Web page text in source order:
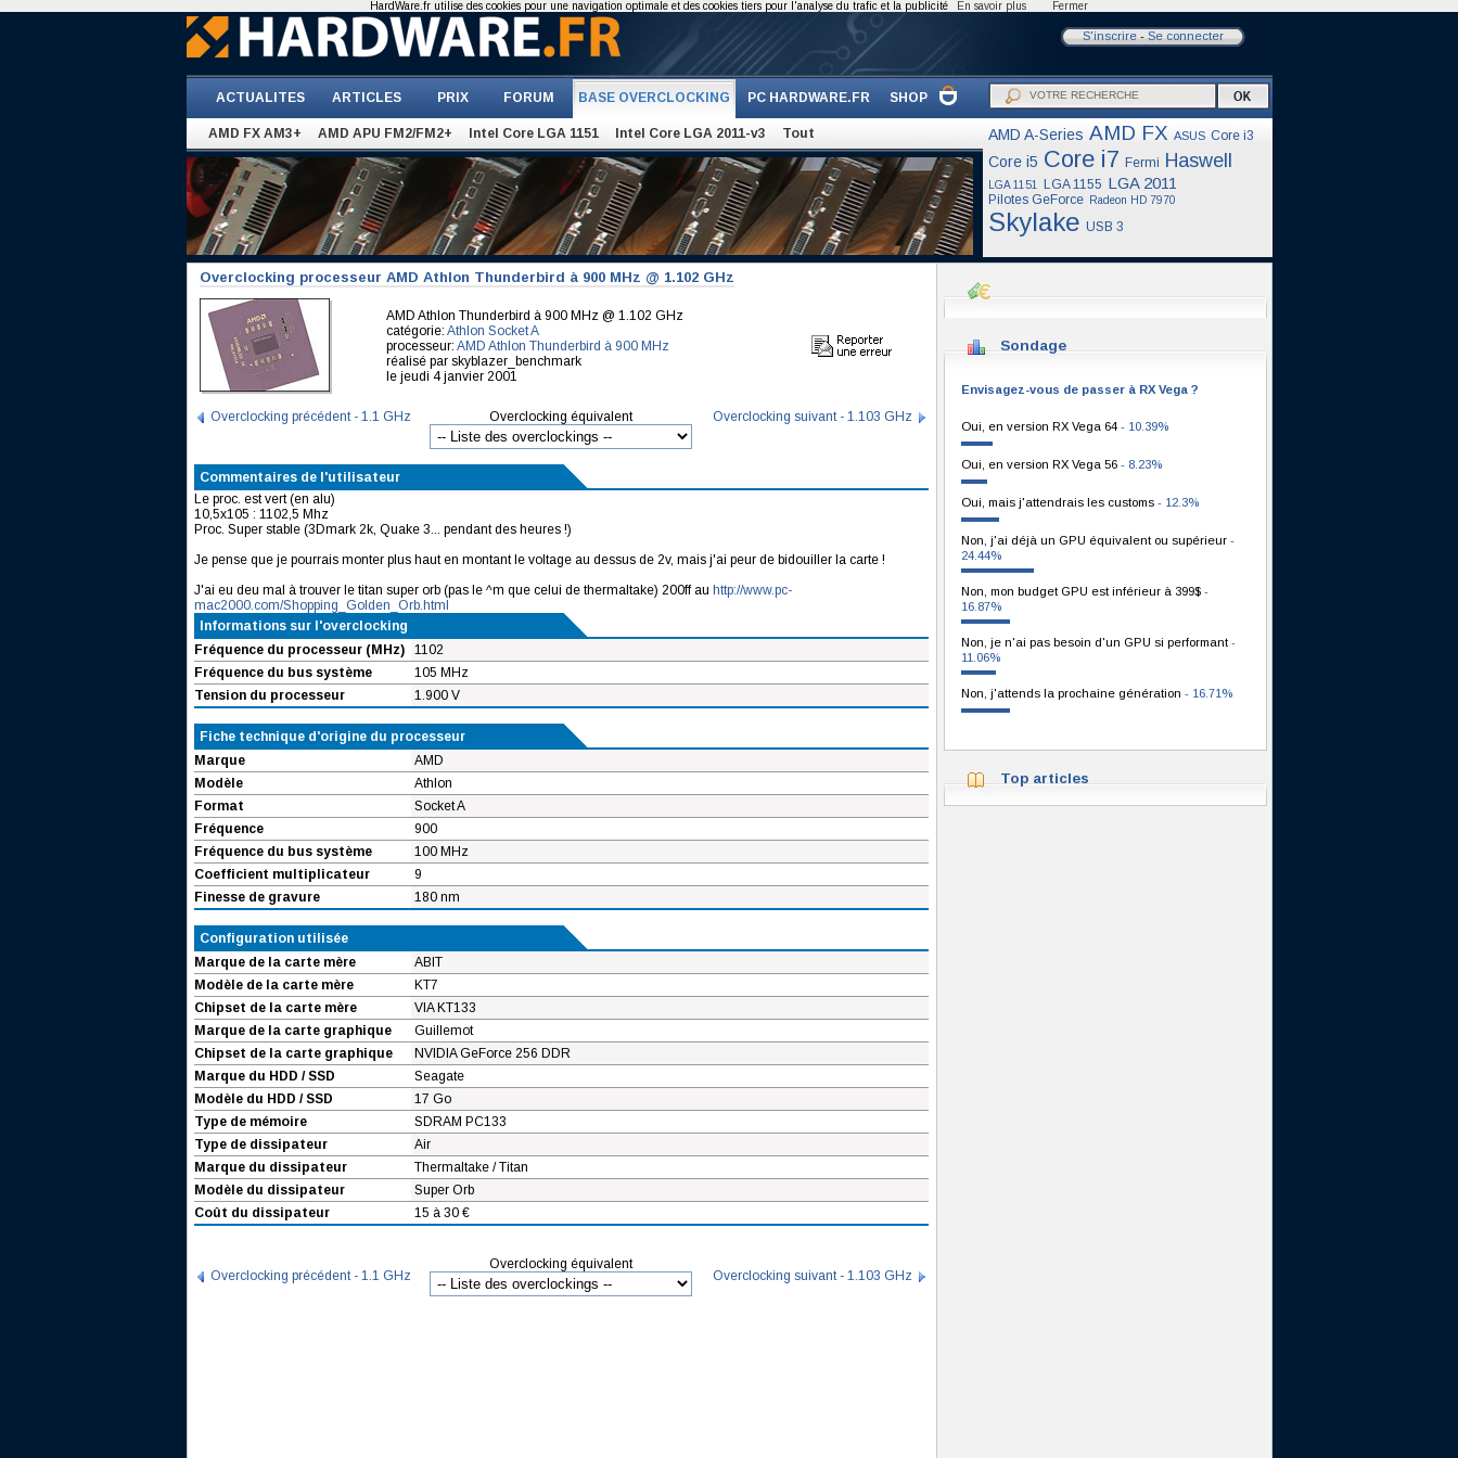
S'inscrire- Se connecter
ACTUALITES ARTICLES PRIX FORUM BASE OVERCLOCKING PC HARDWARE.FR SHOP
AMD FX AM3+ AMD APU FM2/FM2+ Intel Core LGA 1151 Intel Core LGA 2011-v3 Tout AMD A-Series AMD FX ASUS Core i3
Core i5 Core i7 Fermi Haswell
LGA 1151 LGA 1155 LGA 2011
Pilotes GeForce Radeon HD 7970
Skylake USB 3
Overclocking processeur AMD Athlon Thunderbird à 900 MHz @ 1.102 GHz
AMD Athlon Thunderbird à 900 MHz @ 1.102 GHz
catégorie: Athlon Socket A
processeur: AMD Athlon Thunderbird à 900 MHz
réalisé par skyblazer_benchmark
le jeudi 4 janvier 2001
Overclocking précédent - 1.1 GHz Overclocking équivalent Overclocking suivant - 1.103 GHz
Commentaires de l'utilisateur
Le proc. est vert (en alu)
10,5x105 : 1102,5 Mhz
Proc. Super stable (3Dmark 2k, Quake 3... pendant des heures !)
Je pense que je pourrais monter plus haut en montant le voltage au dessus de 2v, mais j'ai peur de bidouiller la carte !
J'ai eu deu mal à trouver le titan super orb (pas le ^m que celui de thermaltake) 200ff au http://www.pc-
mac2000.com/Shopping_Golden_Orb.html
Informations sur l'overclocking
Fréquence du processeur (MHz)
1102
Fréquence du bus système
105 MHz
Tension du processeur
1.900 V
Fiche technique d'origine du processeur
Marque
AMD
Modèle
Athlon
Format
Socket A
Fréquence
900
Fréquence du bus système
100 MHz
Coefficient multiplicateur
9
Finesse de gravure
180 nm
Configuration utilisée
Marque de la carte mère
ABIT
Modèle de la carte mère
KT7
Chipset de la carte mère
VIA KT133
Marque de la carte graphique
Guillemot
Chipset de la carte graphique
NVIDIA GeForce 256 DDR
Marque du HDD / SSD
Seagate
Modèle du HDD / SSD
17 Go
Type de mémoire
SDRAM PC133
Type de dissipateur
Air
Marque du dissipateur
Thermaltake / Titan
Modèle du dissipateur
Super Orb
Coût du dissipateur
15 à 30 €
Overclocking précédent - 1.1 GHz
Overclocking équivalent
Overclocking suivant - 1.103 GHz
Sondage
Envisagez-vous de passer à RX Vega ?
Oui, en version RX Vega 64 - 10.39%
Oui, en version RX Vega 56 - 8.23%
Oui, mais j'attendrais les customs - 12.3%
Non, j'ai déjà un GPU équivalent ou supérieur -
24.44%
Non, mon budget GPU est inférieur à 399$ -
16.87%
Non, je n'ai pas besoin d'un GPU si performant -
11.06%
Non, j'attends la prochaine génération - 16.71%
Top articles
HardWare.fr utilise des cookies pour une navigation optimale et des cookies tiers pour l'analyse du trafic et la publicité En savoir plus Fermer